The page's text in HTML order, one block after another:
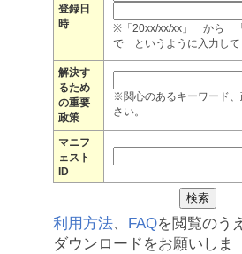
登録日
時
※「20xx/xx/xx」 から 「
で というように入力して
解決す
るため
の重要
政策
※関心のあるキーワード
さい。
マニフ
ェスト
ID
利用方法、 FAQを閲覧のうえ
ダウンロードをお願いしま